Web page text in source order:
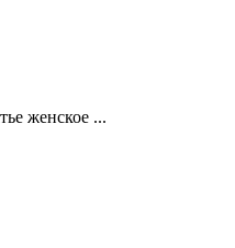
женское ...